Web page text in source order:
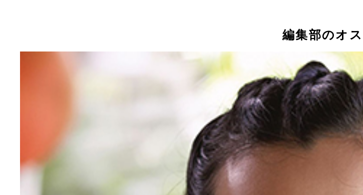
双子の美人シンクロスイマー・木村姉妹。姉の木村真野（左）と妹の紗野
編集部のオ